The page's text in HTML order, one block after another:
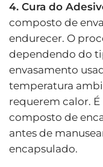
4. Cura do
composto de
endurecer. O
dependendo do
envasamento
temperatura
requerem calor.
composto de
antes de
encapsulado.